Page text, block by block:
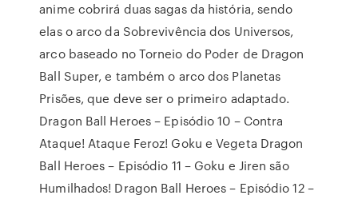
anime cobrirá duas sagas da história, sendo
elas o arco da Sobrevivência dos Universos,
arco baseado no Torneio do Poder de Dragon
Ball Super, e também o arco dos Planetas
Prisões, que deve ser o primeiro adaptado.
Dragon Ball Heroes – Episódio 10 – Contra
Ataque! Ataque Feroz! Goku e Vegeta Dragon
Ball Heroes – Episódio 11 – Goku e Jiren são
Humilhados! Dragon Ball Heroes – Episódio 12 –